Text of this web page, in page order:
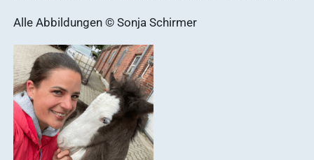
Alle Abbildungen © Sonja Schirmer